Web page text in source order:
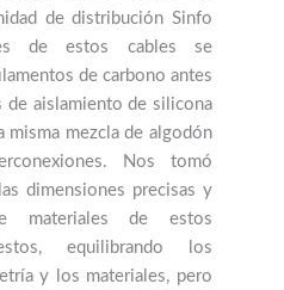
de distribución Sinfo
de estos cables se
de carbono antes
de aislamiento de silicona
mezcla de algodón
Nos tomó
dimensiones precisas y
materiales de estos
equilibrando los
y los materiales, pero